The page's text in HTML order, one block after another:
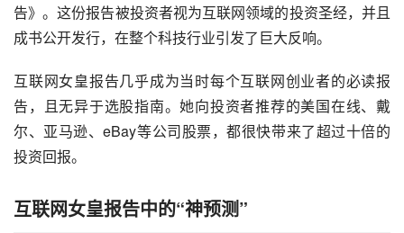
告》。这份报告被投资者视为互联网领域的投资圣经，并且
成书公开发行，在整个科技行业引发了巨大反响。
互联网女皇报告几乎成为当时每个互联网创业者的必读报
告，且无异于选股指南。她向投资者推荐的美国在线、戴
尔、亚马逊、eBay等公司股票，都很快带来了超过十倍的
投资回报。
互联网女皇报告中的“神预测”